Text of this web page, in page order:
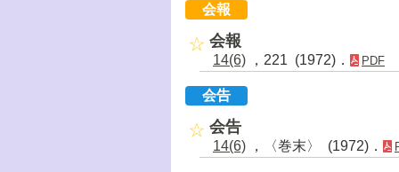
会報
会報
14(6) ，221 (1972)． PDF
会告
会告
14(6) ，〈巻末〉 (1972)．